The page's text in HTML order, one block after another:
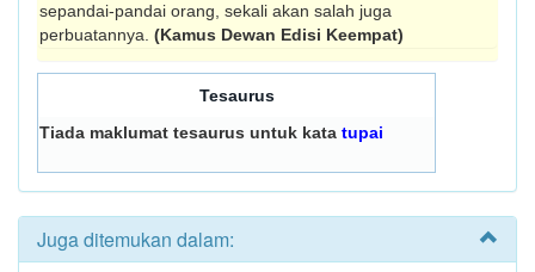
sepandai-pandai orang, sekali akan salah juga
perbuatannya. (Kamus Dewan Edisi Keempat)
Tesaurus
Tiada maklumat tesaurus untuk kata tupai
Juga ditemukan dalam: